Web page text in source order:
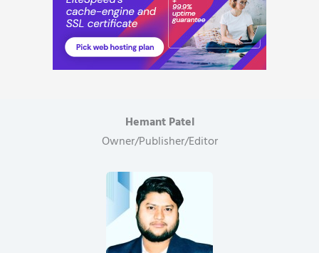
Hemant Patel
Owner/Publisher/Editor